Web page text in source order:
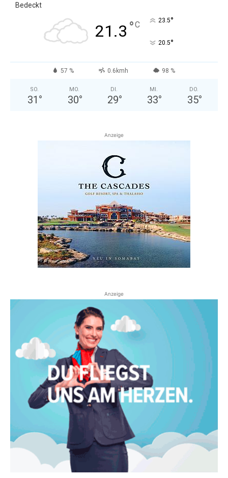
Bedeckt
21.3 °C 23.5°
20.5°
57 % 0.6kmh 98 %
SO.
31 °
MO.
30°
DI.
29°
MI.
33°
DO.
35°
Anzeige
Anzeige